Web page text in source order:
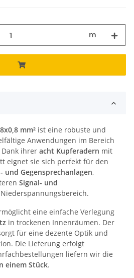
m
mm² ist eine robuste und
Anwendungen im Bereich
Dank ihrer acht Kupferadern mit
eignet sie sich perfekt für den
und Gegensprechanlagen,
Signal- und
eine einfache Verlegung
in trockenen Innenräumen. Der
für eine dezente Optik und
Die Lieferung erfolgt
liefern wir die
einem Stück.